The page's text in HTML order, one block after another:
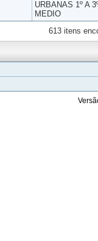
URBANAS 1º A
MEDIO
613 itens